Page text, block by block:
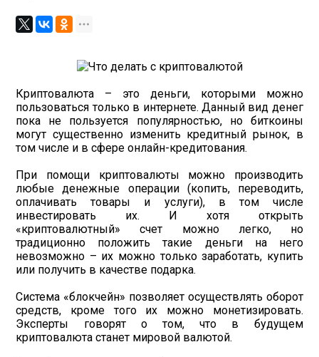
Криптовалюта – это деньги, которыми можно
пользоваться только в интернете. Данный вид денег
пока не пользуется популярностью, но биткоины
могут существенно изменить кредитный рынок, в
том числе и в сфере онлайн-кредитования.
При помощи криптовалюты можно производить
любые денежные операции (копить, переводить,
оплачивать товары и услуги), в том числе
инвестировать их. И хотя открыть
«криптовалютный» счет можно легко, но
традиционно положить такие деньги на него
невозможно – их можно только заработать, купить
или получить в качестве подарка.
Система «блокчейн» позволяет осуществлять оборот
средств, кроме того их можно монетизировать.
Эксперты говорят о том, что в будущем
криптовалюта станет мировой валютой.